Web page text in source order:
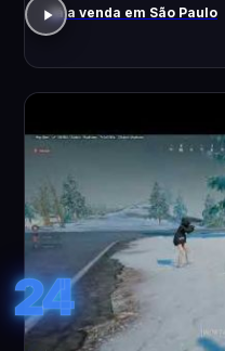
Já a venda em São Paulo
24